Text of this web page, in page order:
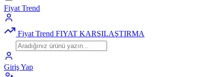
Fiyat Trend
Fiyat Trend FIYAT KARŞILAŞTIRMA
Giriş Yap